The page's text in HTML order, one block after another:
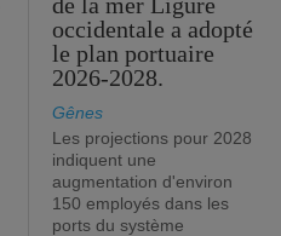
occidentale a adopté
le plan portuaire
2026-2028.
Gênes
Les projections pour 2028
indiquent une
augmentation d'environ
150 employés dans les
ports du système